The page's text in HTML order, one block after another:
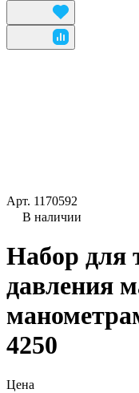
Арт. 1170592
В наличии
Набор для
давления
4250
Цена